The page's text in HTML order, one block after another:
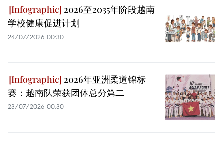
2026至2035年阶段越南
学校健康促进计划
24/07/2026 00:30
2026年亚洲柔道锦标
赛：越南队荣获团体总分第二
23/07/2026 00:30